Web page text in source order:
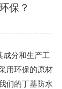
保？
成分和生产工
用环保的原材
们的丁基防水